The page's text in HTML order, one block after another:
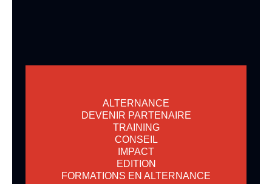
ALTERNANCE
DEVENIR PARTENAIRE
TRAINING
CONSEIL
IMPACT
EDITION
FORMATIONS EN ALTERNANCE